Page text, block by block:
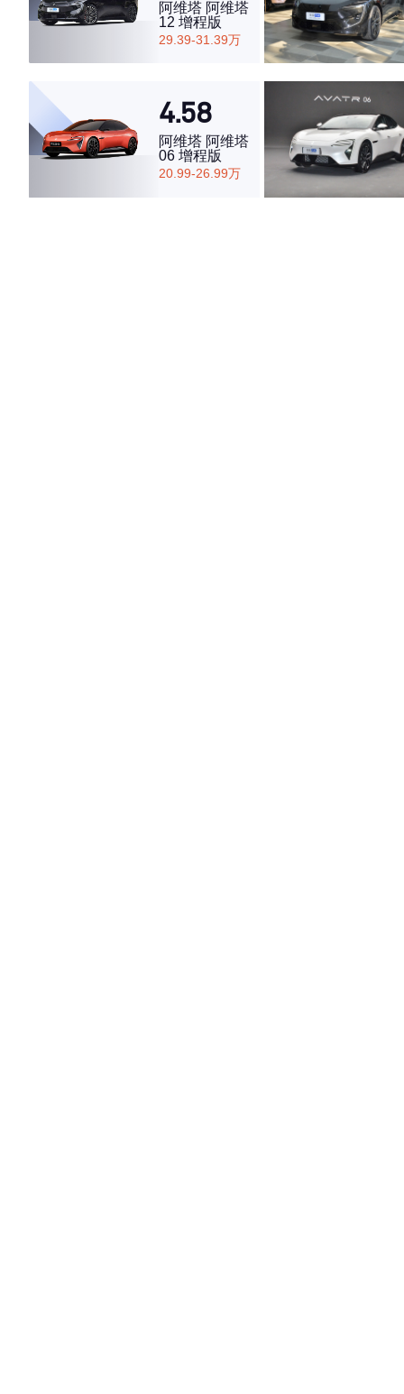
阿维塔 阿维塔
12 增程版
29.39-31.39万
4.58
阿维塔 阿维塔
06 增程版
20.99-26.99万